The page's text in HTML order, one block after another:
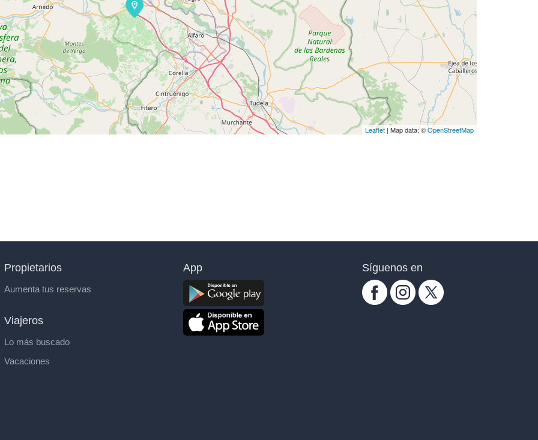
Leaflet | Map data: ©OpenStreetMap
Propietarios
Aumenta tus reservas
Viajeros
Lo más buscado
Vacaciones
App Síguenos en